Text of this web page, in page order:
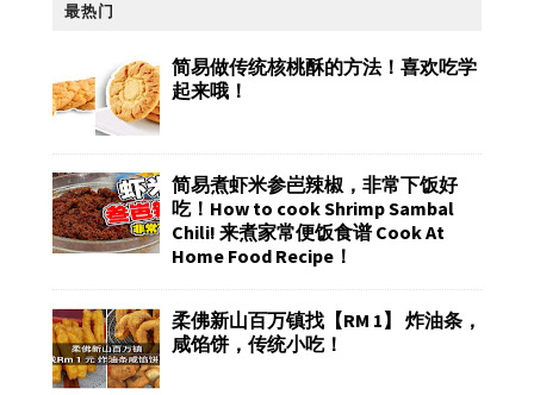
最热门
简易做传统核桃酥的方法！喜欢吃学
起来哦！
简易煮虾米参岜辣椒，非常下饭好
吃！How to cook Shrimp Sambal
Chili! 来煮家常便饭食谱 Cook At
Home Food Recipe！
柔佛新山百万镇找【RM 1】 炸油条，
咸馅饼，传统小吃！